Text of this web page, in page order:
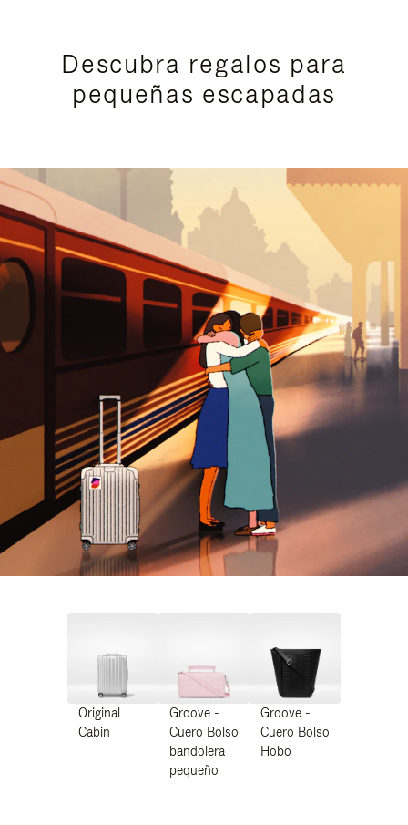
Descubra regalos para
pequeñas escapadas
Original
Cabin
Groove -
Cuero Bolso
bandolera
pequeño
Groove -
Cuero Bolso
Hobo